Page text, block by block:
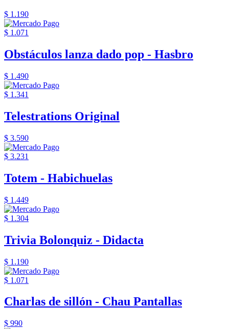
$ 1.190
$ 1.071
Obstáculos lanza dado pop - Hasbro
$ 1.490
$ 1.341
Telestrations Original
$ 3.590
$ 3.231
Totem - Habichuelas
$ 1.449
$ 1.304
Trivia Bolonquiz - Didacta
$ 1.190
$ 1.071
Charlas de sillón - Chau Pantallas
$ 990